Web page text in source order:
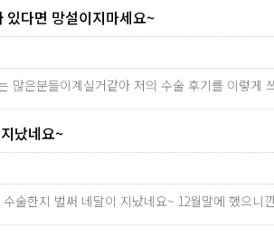
있다면 망설이지마세요~
많은분들이계실거같아 저의 수술 후기를 이렇
났네요~
수술한지 벌써 네달이 지났네요~ 12월말에 했으